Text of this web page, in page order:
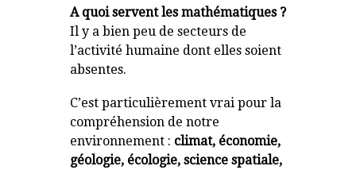
A quoi servent les mathématiques ?
Il y a bien peu de secteurs de
l’activité humaine dont elles soient
absentes.
C’est particulièrement vrai pour la
compréhension de notre
environnement : climat, économie,
géologie, écologie, science spatiale,